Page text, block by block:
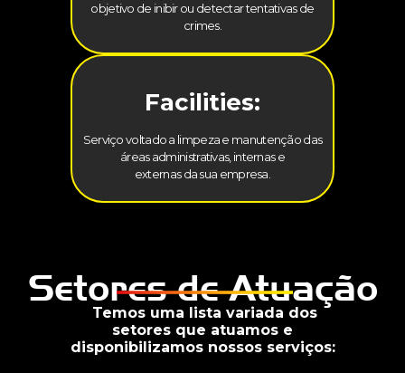
objetivo de inibir ou detectar tentativas de
crimes.
Facilities:
Serviço voltado a limpeza e manutenção das
áreas administrativas, internas e
externas da sua empresa.
Setores de Atuação
Temos uma lista variada dos
setores que atuamos e
disponibilizamos nossos serviços: